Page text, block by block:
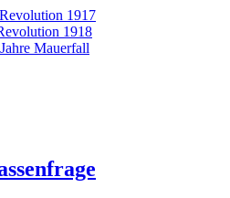
1917
1918
Mauerfall